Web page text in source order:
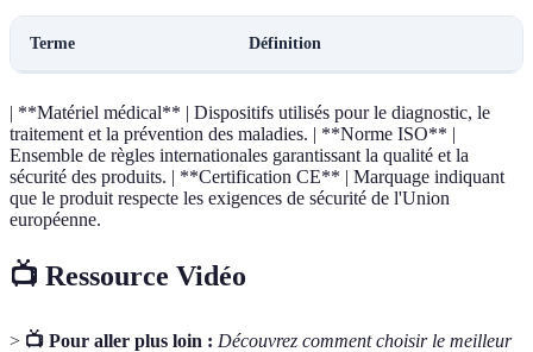
Terme Définition
| **Matériel médical** | Dispositifs utilisés pour le diagnostic, le
traitement et la prévention des maladies. | **Norme ISO** |
Ensemble de règles internationales garantissant la qualité et la
sécurité des produits. | **Certification CE** | Marquage indiquant
que le produit respecte les exigences de sécurité de l'Union
européenne.
📺 Ressource Vidéo
> 📺 Pour aller plus loin : Découvrez comment choisir le meilleur